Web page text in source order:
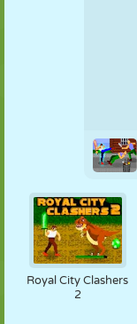
Royal City Clashers
2